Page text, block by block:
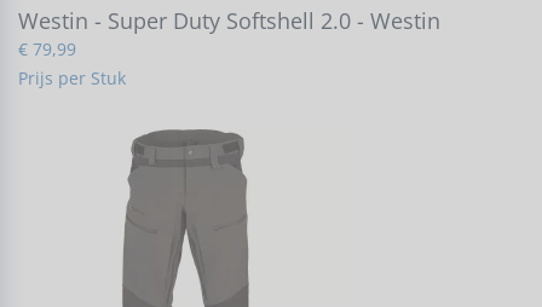
Westin - Super Duty Softshell 2.0 - Westin
€ 79,99
Prijs per Stuk